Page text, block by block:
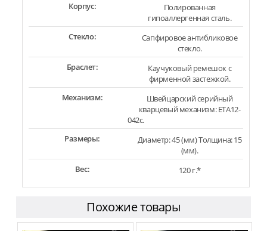
Корпус:
Полированная
гипоаллергенная сталь.
Стекло:
Сапфировое антибликовое
стекло.
Браслет:
Каучуковый ремешок с
фирменной застежкой.
Механизм:
Швейцарский серийный
кварцевый механизм: ETA12-
042c.
Размеры:
Диаметр: 45 (мм) Толщина: 15
(мм).
Вес:
120 г.*
Похожие товары